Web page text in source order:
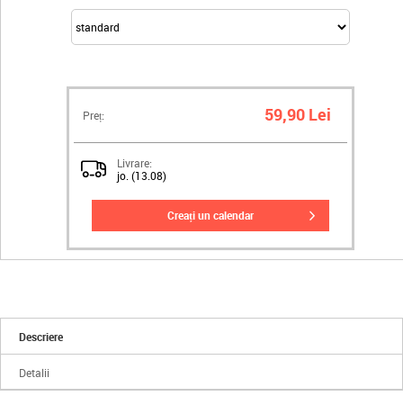
Preț: 59,90 Lei
Livrare:
jo. (13.08)
creați un calendar
Descriere
Detalii